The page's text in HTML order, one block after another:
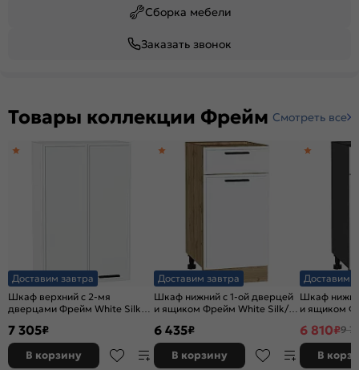
Сборка мебели
Заказать звонок
Товары коллекции Фрейм Смотреть все
Доставим завтра
Шкаф верхний с 2-мя
дверцами Фрейм White Silk/
7 305₽
В корзину
Доставим завтра
Шкаф нижний с 1-ой дверцей
и ящиком Фрейм White Silk/
6 435₽
В корзину
Доставим
Шкаф
и ящиком
6 810₽9
В